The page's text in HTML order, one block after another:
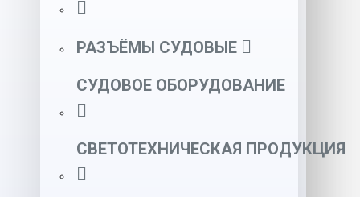
РАЗЪЁМЫ СУДОВЫЕ
СУДОВОЕ ОБОРУДОВАНИЕ
СВЕТОТЕХНИЧЕСКАЯ ПРОДУКЦИЯ